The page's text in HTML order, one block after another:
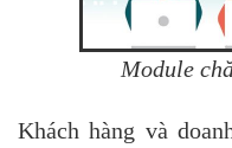
Module
Khách hàng và